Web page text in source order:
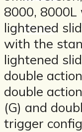
Меню
8000,
lightened
with the
lightened
double
double
(G) and
trigger